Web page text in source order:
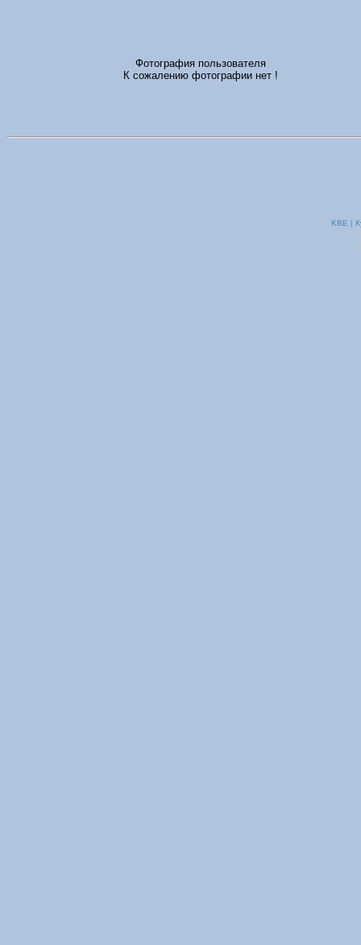
Фотография пользователя
К сожалению фотографии нет !
KBE |